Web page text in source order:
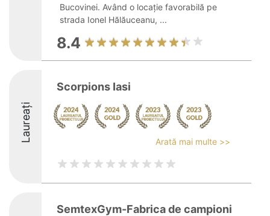
Bucovinei. Având o locație favorabilă pe
strada Ionel Hălăuceanu, ...
8.4
Laureați
Scorpions Iasi
Arată mai multe >>
SemtexGym-Fabrica de campioni